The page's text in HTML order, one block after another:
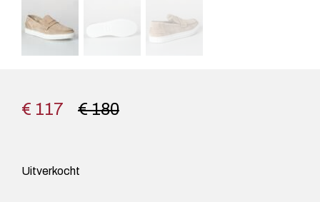
€ 180
€ 117
Uitverkocht